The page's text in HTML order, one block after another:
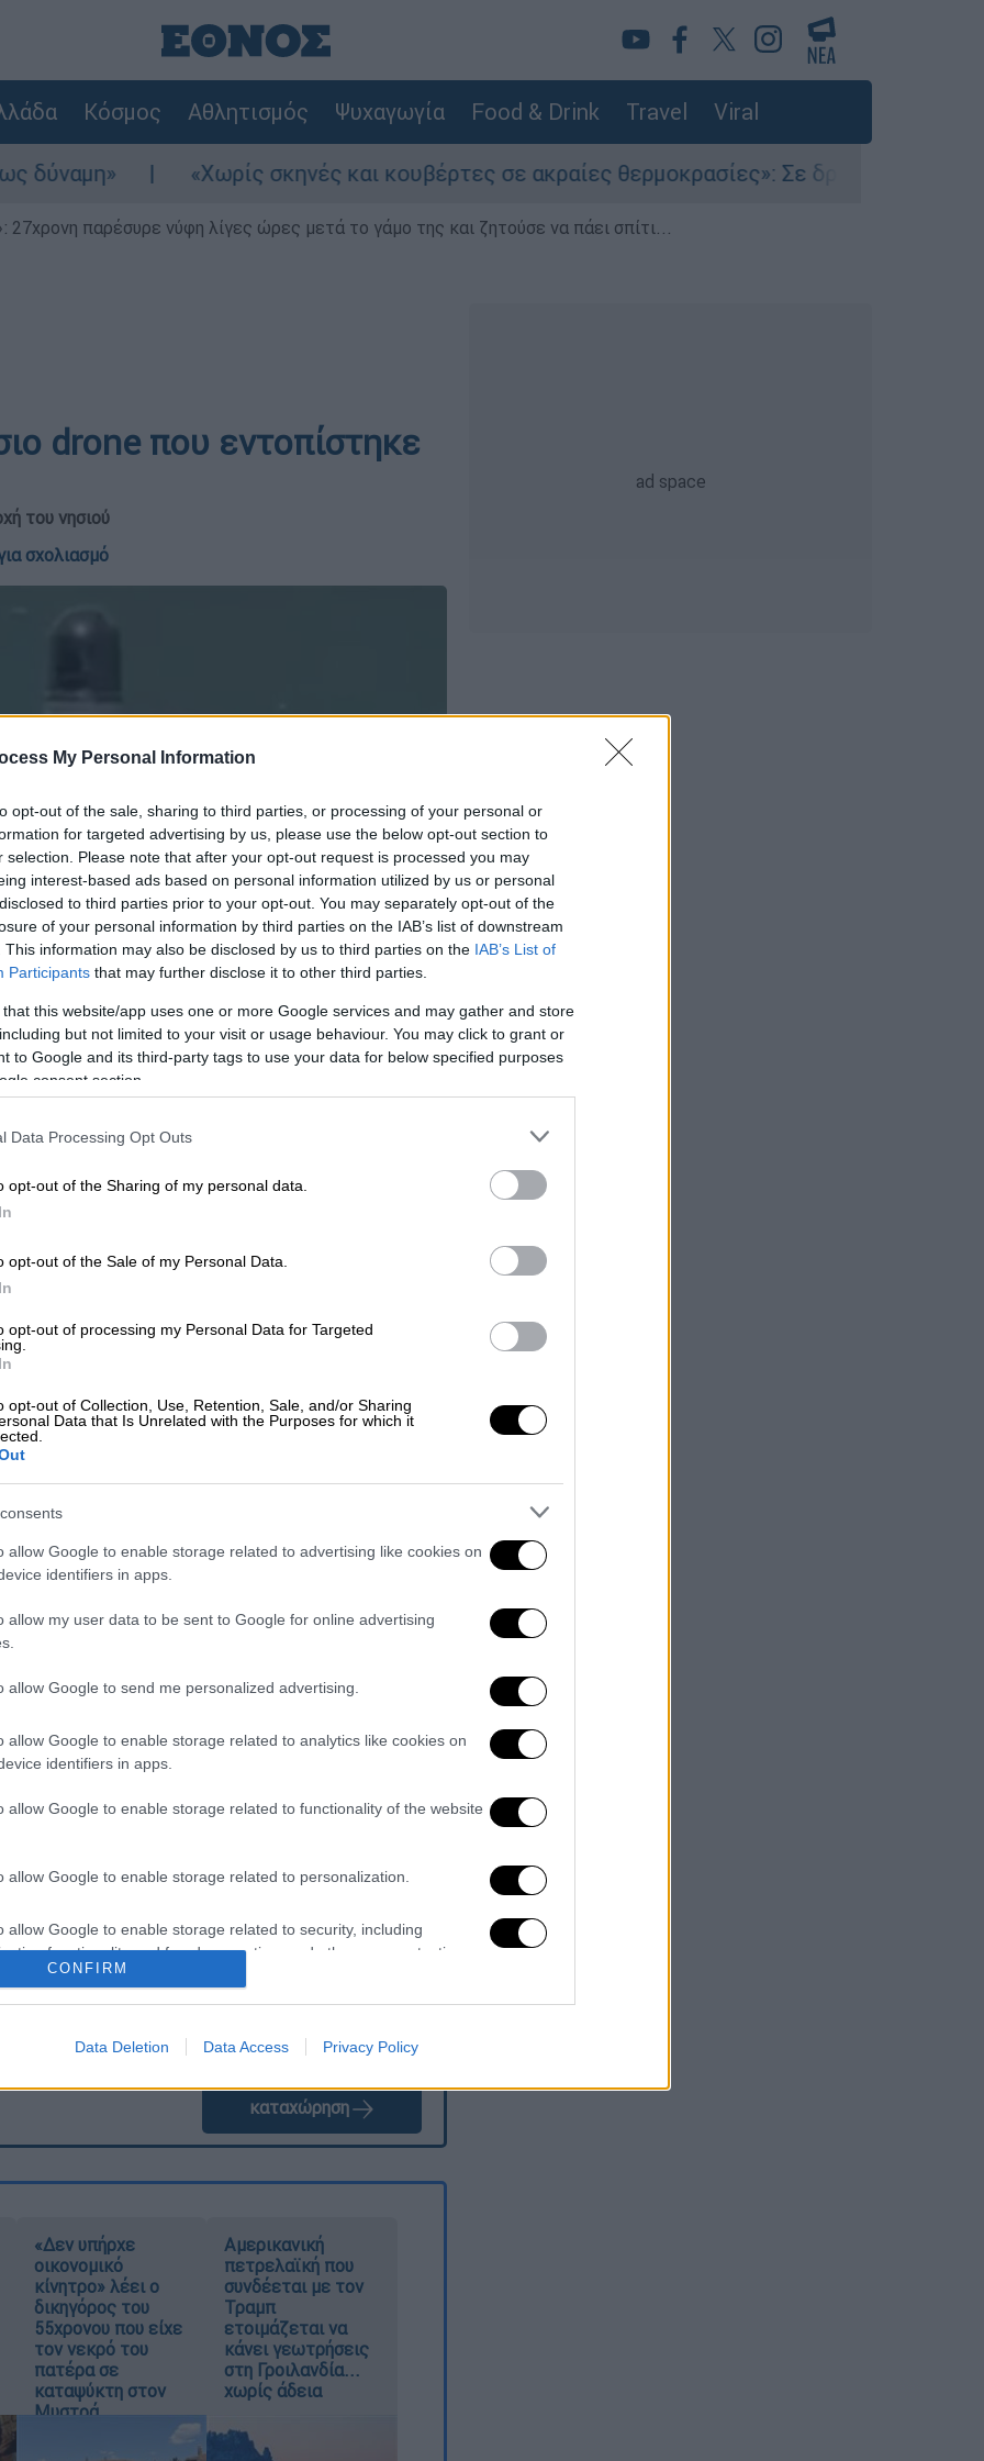
My Personal Information
opt-out of the sale, sharing to third parties, or processing of your personal or
for targeted advertising by us, please use the below opt-out section to
selection. Please note that after your opt-out request is processed you may
interest-based ads based on personal information utilized by us or personal
to third parties prior to your opt-out. You may separately opt-out of the
of your personal information by third parties on the IAB’s list of downstream
This information may also be disclosed by us to third parties on the IAB’s List of
Participants that may further disclose it to other third parties.
that this website/app uses one or more Google services and may gather and store
but not limited to your visit or usage behaviour. You may click to grant or
to Google and its third-party tags to use your data for below specified purposes
consent section.
Data Processing Opt Outs
opt-out of the Sharing of my personal data.
opt-out of the Sale of my Personal Data.
opt-out of processing my Personal Data for Targeted
opt-out of Collection, Use, Retention, Sale, and/or Sharing
Data that Is Unrelated with the Purposes for which it
allow Google to enable storage related to advertising like cookies on
identifiers in apps.
allow my user data to be sent to Google for online advertising
allow Google to send me personalized advertising.
allow Google to enable storage related to analytics like cookies on
identifiers in apps.
allow Google to enable storage related to functionality of the website
allow Google to enable storage related to personalization.
allow Google to enable storage related to security, including
functionality and fraud prevention, and other user protection.
CONFIRM
Data Deletion Data Access Privacy Policy
Κόσμος Αθλητισμός Ψυχαγωγία Food & Drink Travel Viral
«Χωρίς σκηνές και κουβέρτες σε ακραίες θερμοκρασίες»: Σε δραματικές συνθήκες
παρέσυρε νύφη λίγες ώρες μετά το γάμο της και ζητούσε να πάει σπίτι...
drone που εντοπίστηκε
του νησιού
σχολιασμό
thespotlight.gr)
το ΕΘΝΟΣ στη Google
ψαράδες να επιπλέει σε θαλάσσια
περιοχή του νησιού και το
στη Λευκάδα, όπως μεταδίδει το
την αγορά των στρατιωτικών
για το περιστατικό. Σύμφωνα με τις
έχουν ήδη καταγράψει το συμβάν
προέλευσης και του σκοπού της
στα ελληνικά χωρικά ύδατα.
ΕΘΝΟΣ θα παρεμβαίνει και τα προσβλητικά σχόλια θα
καταχώρηση
«Δεν υπήρχε
οικονομικό
κίνητρο» λέει ο
δικηγόρος του
55χρονου που είχε
τον νεκρό του
πατέρα σε
καταψύκτη στον
Μυστρά
Αμερικανική
πετρελαϊκή που
συνδέεται με τον
Τραμπ
ετοιμάζεται να
κάνει γεωτρήσεις
στη Γροιλανδία...
χωρίς άδεια